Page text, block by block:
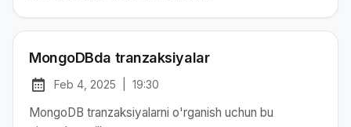
MongoDBda tranzaksiyalar
Chop etilgan:
Feb 4, 2025
at 19:30
MongoDB tranzaksiyalarni o'rganish uchun bu